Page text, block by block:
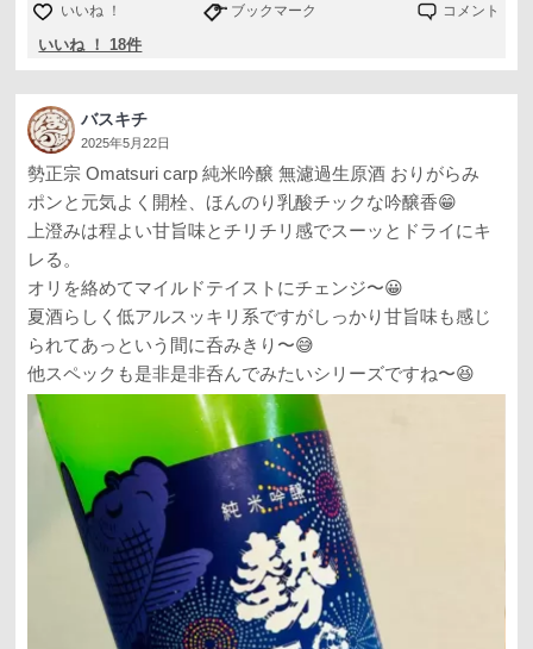
いいね ！ ブックマーク コメント
いいね ！ 18件
バスキチ
2025年5月22日
勢正宗 Omatsuri carp 純米吟醸 無濾過生原酒 おりがらみ
ポンと元気よく開栓、ほんのり乳酸チックな吟醸香😁
上澄みは程よい甘旨味とチリチリ感でスーッとドライにキ
レる。
オリを絡めてマイルドテイストにチェンジ〜😀
夏酒らしく低アルスッキリ系ですがしっかり甘旨味も感じ
られてあっという間に呑みきり〜😅
他スペックも是非是非呑んでみたいシリーズですね〜😆